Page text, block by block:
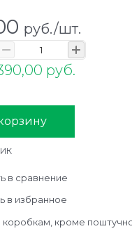
руб./шт.
руб.
в сравнение
в избранное
коробкам, кроме